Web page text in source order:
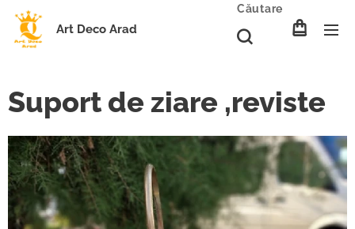
Art Deco Arad
Căutare
Suport de ziare ,reviste